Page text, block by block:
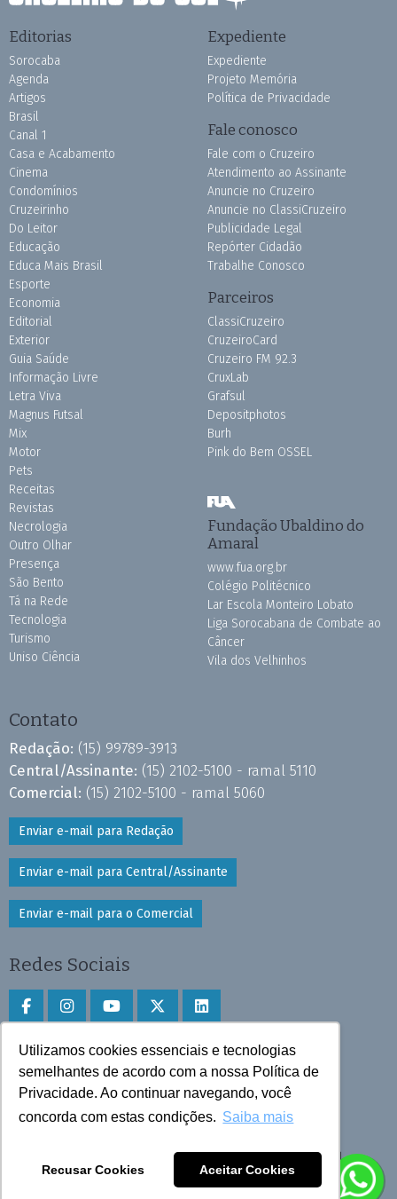
Utilizamos cookies essenciais e tecnologias
semelhantes de acordo com a nossa Política de
Privacidade. Ao continuar navegando, você
concorda com estas condições. Saiba mais
Recusar Cookies Aceitar Cookies
Editorias
Sorocaba
Agenda
Artigos
Brasil
Canal 1
Casa e Acabamento
Cinema
Condomínios
Cruzeirinho
Do Leitor
Educação
Educa Mais Brasil
Esporte
Economia
Editorial
Exterior
Guia Saúde
Informação Livre
Letra Viva
Magnus Futsal
Mix
Motor
Pets
Receitas
Revistas
Necrologia
Outro Olhar
Presença
São Bento
Tá na Rede
Tecnologia
Turismo
Uniso Ciência
Expediente
Expediente
Projeto Memória
Política de Privacidade
Fale conosco
Fale com o Cruzeiro
Atendimento ao Assinante
Anuncie no Cruzeiro
Anuncie no ClassiCruzeiro
Publicidade Legal
Repórter Cidadão
Trabalhe Conosco
Parceiros
ClassiCruzeiro
CruzeiroCard
Cruzeiro FM 92.3
CruxLab
Grafsul
Depositphotos
Burh
Pink do Bem OSSEL
Fundação Ubaldino do
Amaral
www.fua.org.br
Colégio Politécnico
Lar Escola Monteiro Lobato
Liga Sorocabana de Combate ao
Câncer
Vila dos Velhinhos
Contato
Redação: (15) 99789-3913
Central/Assinante: (15) 2102-5100 - ramal 5110
Comercial: (15) 2102-5100 - ramal 5060
Enviar e-mail para Redação
Enviar e-mail para Central/Assinante
Enviar e-mail para o Comercial
Redes Sociais
Faça download do aplicativo
Play Store e App Store
Todos os direitos reservados © 2025 Cruzeiro do Sul